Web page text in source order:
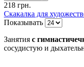
218 грн.
Скакалка для
Показывать
Занятия с
сосудистую и